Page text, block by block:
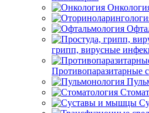
грипп, вирусные
Противопаразитарные